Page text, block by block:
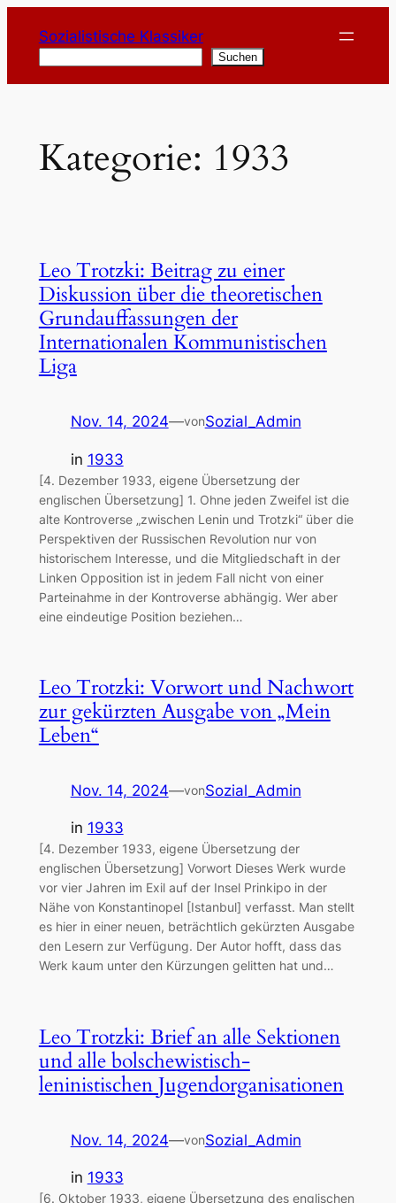
Inhalt
springen
Sozialistische Klassiker
Suchen
Kategorie: 1933
Leo Trotzki: Beitrag zu einer
Diskussion über die theoretischen
Grundauffassungen der
Internationalen Kommunistischen
Liga
Nov. 14, 2024—vonSozial_Admin
in 1933
[4. Dezember 1933, eigene Übersetzung der
englischen Übersetzung] 1. Ohne jeden Zweifel ist die
alte Kontroverse „zwischen Lenin und Trotzki“ über die
Perspektiven der Russischen Revolution nur von
historischem Interesse, und die Mitgliedschaft in der
Linken Opposition ist in jedem Fall nicht von einer
Parteinahme in der Kontroverse abhängig. Wer aber
eine eindeutige Position beziehen…
Leo Trotzki: Vorwort und Nachwort
zur gekürzten Ausgabe von „Mein
Leben“
Nov. 14, 2024—vonSozial_Admin
in 1933
[4. Dezember 1933, eigene Übersetzung der
englischen Übersetzung] Vorwort Dieses Werk wurde
vor vier Jahren im Exil auf der Insel Prinkipo in der
Nähe von Konstantinopel [Istanbul] verfasst. Man stellt
es hier in einer neuen, beträchtlich gekürzten Ausgabe
den Lesern zur Verfügung. Der Autor hofft, dass das
Werk kaum unter den Kürzungen gelitten hat und…
Leo Trotzki: Brief an alle Sektionen
und alle bolschewistisch-
leninistischen Jugendorganisationen
Nov. 14, 2024—vonSozial_Admin
in 1933
[6. Oktober 1933, eigene Übersetzung des englischen